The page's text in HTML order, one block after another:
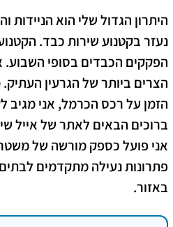
היתרון הגדול שלי הוא הניידות
נעזר בקטנוע שירות כבד.
הפקקים הכבדים בסופי
הצרים ביותר של הגרעין העתיק.
הזמן על רכס הכרמל, אני מגיב
ברוכים הבאים לאתר שלאייל
אני פועל כספק מורשה של
פתרונות נעילה מתקדמים
באזור.